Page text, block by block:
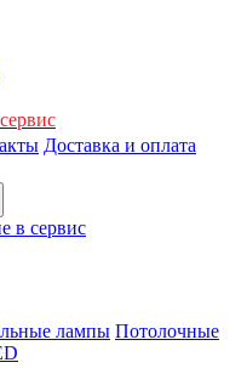
Доставка и оплата
в сервис
лампы Потолочные